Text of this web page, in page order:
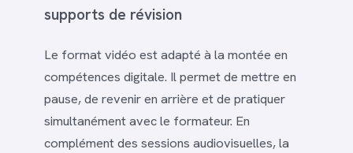
supports de révision
Le format vidéo est adapté à la montée en
compétences digitale. Il permet de mettre en
pause, de revenir en arrière et de pratiquer
simultanément avec le formateur. En
complément des sessions audiovisuelles, la